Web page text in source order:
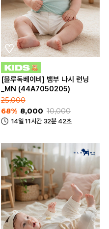
[블루독베이비] 뱀부 나시 런닝
_MN (44A7050205)
25,000
68% 8,000 10,000
14일 11시간 32분 42초